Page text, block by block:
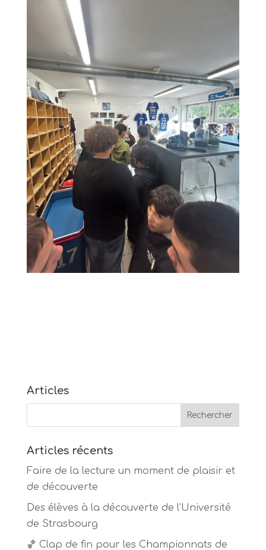
Articles
Articles récents
Faire de la lecture un moment de plaisir et
de découverte
Des élèves à la découverte de l’Université
de Strasbourg
🏀 Clap de fin pour les Championnats de